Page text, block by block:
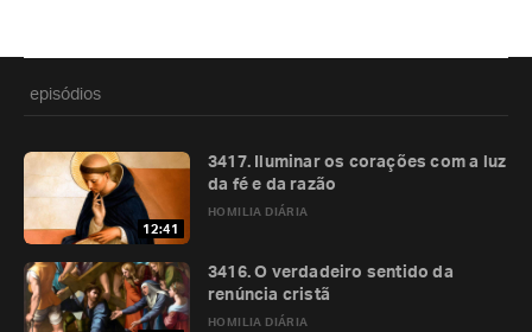
episódios
12:41
HOMILIA DIÁRIA
3417. Iluminar os corações com a luz
da fé e da razão
HOMILIA DIÁRIA
3416. O verdadeiro sentido da
renúncia cristã